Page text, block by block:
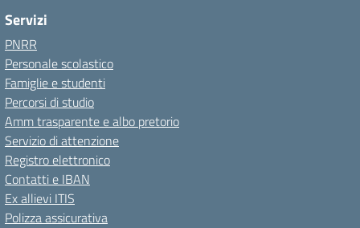
Servizi
PNRR
Personale scolastico
Famiglie e studenti
Percorsi di studio
Amm trasparente e albo pretorio
Servizio di attenzione
Registro elettronico
Contatti e IBAN
Ex allievi ITIS
Polizza assicurativa